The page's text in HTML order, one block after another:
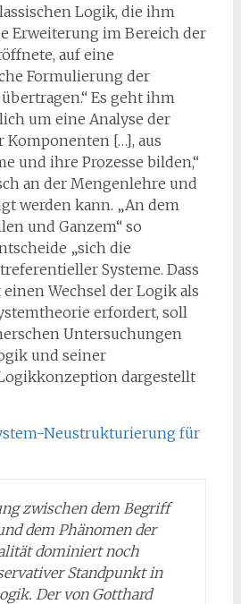
Logik, die ihm
Erweiterung im Bereich der
auf eine
Formulierung der
Es geht ihm
um eine Analyse der
[…], aus
und ihre Prozesse bilden,“
an der Mengenlehre und
werden kann. „An dem
und Ganzem“ so
„sich die
Systeme. Dass
Wechsel der Logik als
erfordert, soll
Untersuchungen
und seiner
dargestellt
Neustrukturierung für
zwischen dem Begriff
dem Phänomen der
dominiert noch
Standpunkt in
Der von Gotthard